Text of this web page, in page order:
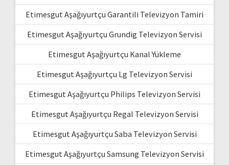
Etimesgut Aşağıyurtçu Garantili Televizyon Tamiri
Etimesgut Aşağıyurtçu Grundig Televizyon Servisi
Etimesgut Aşağıyurtçu Kanal Yükleme
Etimesgut Aşağıyurtçu Lg Televizyon Servisi
Etimesgut Aşağıyurtçu Philips Televizyon Servisi
Etimesgut Aşağıyurtçu Regal Televizyon Servisi
Etimesgut Aşağıyurtçu Saba Televizyon Servisi
Etimesgut Aşağıyurtçu Samsung Televizyon Servisi